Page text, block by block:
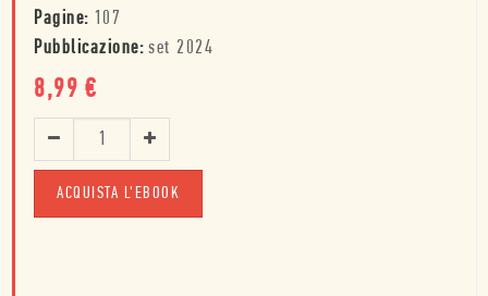
Pagine: 107
Pubblicazione: set 2024
8,99 €
ACQUISTA L'EBOOK